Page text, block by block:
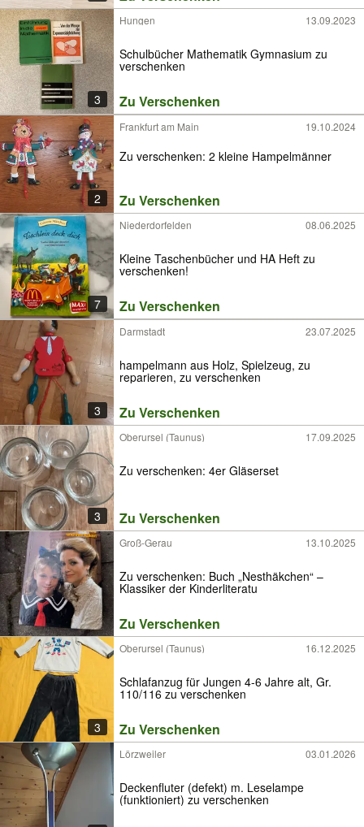
3
Hungen 13.09.2023
Schulbücher Mathematik Gymnasium zu
verschenken
Zu Verschenken
2
Frankfurt am Main 19.10.2024
Zu verschenken: 2 kleine Hampelmänner
Zu Verschenken
7
Niederdorfelden 08.06.2025
Kleine Taschenbücher und HA Heft zu
verschenken!
Zu Verschenken
3
Darmstadt 23.07.2025
hampelmann aus Holz, Spielzeug, zu
reparieren, zu verschenken
Zu Verschenken
3
Oberursel (Taunus) 17.09.2025
Zu verschenken: 4er Gläserset
Zu Verschenken
Groß-Gerau 13.10.2025
Zu verschenken: Buch „Nesthäkchen“ –
Klassiker der Kinderliteratu
Zu Verschenken
3
Oberursel (Taunus) 16.12.2025
Schlafanzug für Jungen 4-6 Jahre alt, Gr.
110/116 zu verschenken
Zu Verschenken
Lörzweiler 03.01.2026
Deckenfluter (defekt) m. Leselampe
(funktioniert) zu verschenken